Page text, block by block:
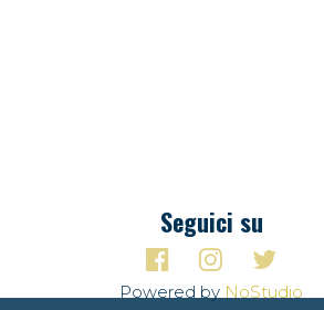
Seguici su
Powered by NoStudio